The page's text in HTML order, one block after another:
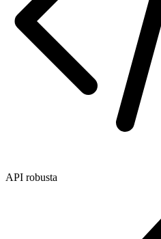
API robusta